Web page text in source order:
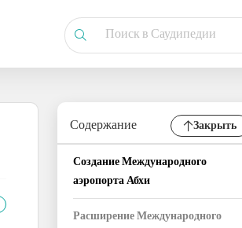
Содержание Закрыть
Создание Международного
аэропорта Абхи
Расширение Международного